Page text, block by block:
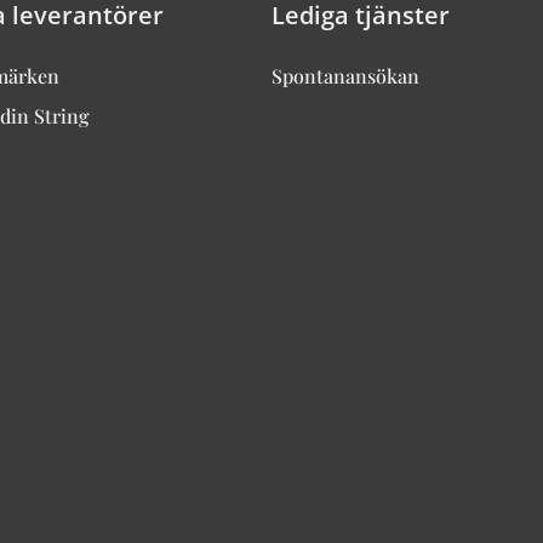
leverantörer
String
Lediga tjänster
Spontanansökan